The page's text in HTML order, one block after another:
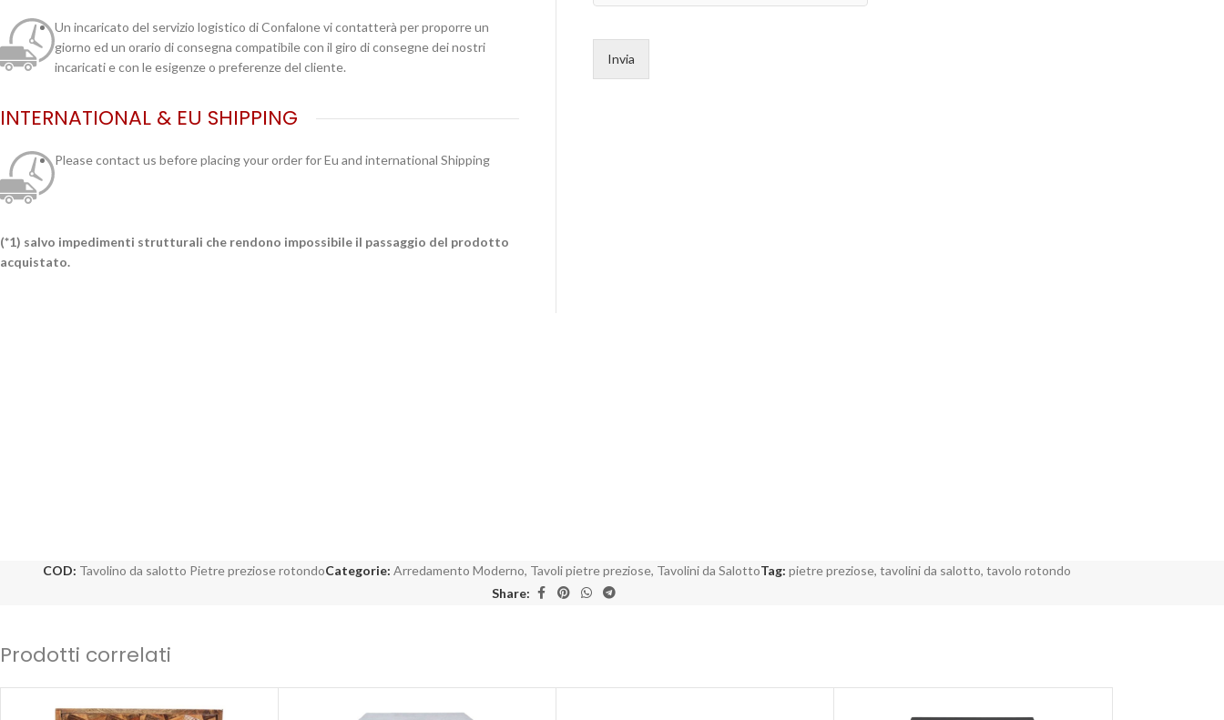
Un incaricato del servizio logistico di Confalone vi contatterà per proporre un
giorno ed un orario di consegna compatibile con il giro di consegne dei nostri
incaricati e con le esigenze o preferenze del cliente.
INTERNATIONAL & EU SHIPPING
Please contact us before placing your order for Eu and international Shipping
(*1) salvo impedimenti strutturali che rendono impossibile il passaggio del prodotto
acquistato.
Invia
COD: Tavolino da salotto Pietre preziose rotondoCategorie: Arredamento Moderno, Tavoli pietre preziose, Tavolini da SalottoTag: pietre preziose, tavolini da salotto, tavolo rotondo
Share:
Prodotti correlati